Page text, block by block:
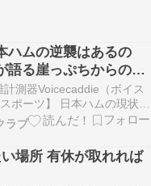
ハムの逆襲はあるの
語る崖っぷちからの脱
計測器Voicecaddie（ボイス
ポーツ】 日本ハムの現状を
逆にチームを変える大きな
せん。柏原氏が「五分五
は、選手たちのポテンシャ
あると思います。これから
ラブ
場所 有休が取れれば